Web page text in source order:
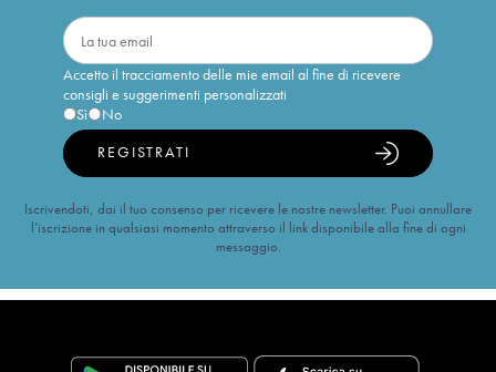
Accetto il tracciamento delle mie email al fine di ricevere
consigli e suggerimenti personalizzati
Sì
No
REGISTRATI
Iscrivendoti, dai il tuo consenso per ricevere le nostre newsletter. Puoi annullare
l’iscrizione in qualsiasi momento attraverso il link disponibile alla fine di ogni
messaggio.